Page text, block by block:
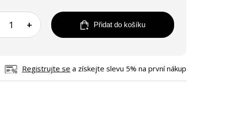
+ Přidat do košíku
Registrujte se a získejte slevu 5% na první nákup